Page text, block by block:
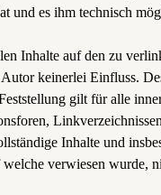
es ihm technisch
Inhalte auf den zu
keinerlei Einfluss.
gilt für alle
Inhalte und
verwiesen